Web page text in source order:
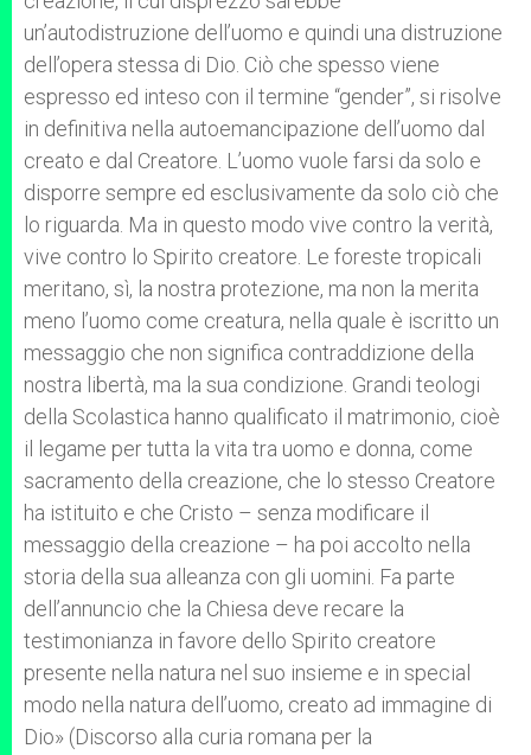
un’autodistruzione dell’uomo e quindi una distruzione
dell’opera stessa di Dio. Ciò che spesso viene
espresso ed inteso con il termine “gender”, si risolve
in definitiva nella autoemancipazione dell’uomo dal
creato e dal Creatore. L’uomo vuole farsi da solo e
disporre sempre ed esclusivamente da solo ciò che
lo riguarda. Ma in questo modo vive contro la verità,
vive contro lo Spirito creatore. Le foreste tropicali
meritano, sì, la nostra protezione, ma non la merita
meno l’uomo come creatura, nella quale è iscritto un
messaggio che non significa contraddizione della
nostra libertà, ma la sua condizione. Grandi teologi
della Scolastica hanno qualificato il matrimonio, cioè
il legame per tutta la vita tra uomo e donna, come
sacramento della creazione, che lo stesso Creatore
ha istituito e che Cristo – senza modificare il
messaggio della creazione – ha poi accolto nella
storia della sua alleanza con gli uomini. Fa parte
dell’annuncio che la Chiesa deve recare la
testimonianza in favore dello Spirito creatore
presente nella natura nel suo insieme e in special
modo nella natura dell’uomo, creato ad immagine di
Dio» (Discorso alla curia romana per la